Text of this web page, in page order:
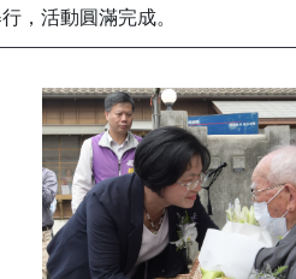
，活動圓滿完成。